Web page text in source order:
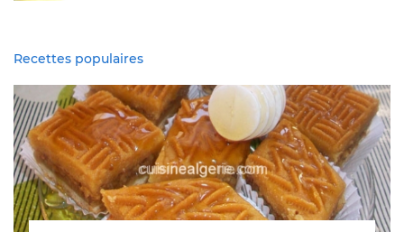
Recettes populaires